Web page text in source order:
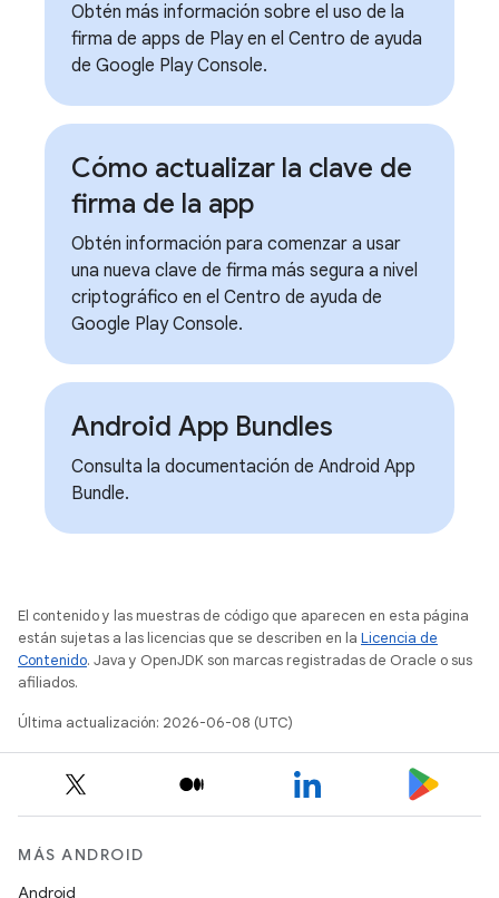
Obtén más información sobre el uso de la
firma de apps de Play en el Centro de ayuda
de Google Play Console.
Cómo actualizar la clave de
firma de la app
Obtén información para comenzar a usar
una nueva clave de firma más segura a nivel
criptográfico en el Centro de ayuda de
Google Play Console.
Android App Bundles
Consulta la documentación de Android App
Bundle.
El contenido y las muestras de código que aparecen en esta página
están sujetas a las licencias que se describen en la Licencia de
Contenido. Java y OpenJDK son marcas registradas de Oracle o sus
afiliados.
Última actualización: 2026-06-08 (UTC)
MÁS ANDROID
Android